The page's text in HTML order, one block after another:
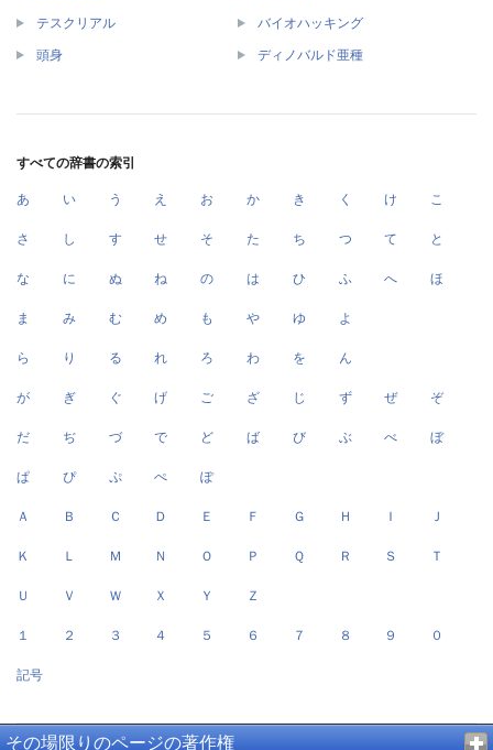
テスクリアル バイオハッキング
頭身 ディノバルド亜種
すべての辞書の索引
あ い う え お か き く け こ
さ し す せ そ た ち つ て と
な に ぬ ね の は ひ ふ へ ほ
ま み む め も や ゆ よ
ら り る れ ろ わ を ん
が ぎ ぐ げ ご ざ じ ず ぜ ぞ
だ ぢ づ で ど ば び ぶ べ ぼ
ぱ ぴ ぷ ぺ ぽ
Ａ Ｂ Ｃ Ｄ Ｅ Ｆ Ｇ Ｈ Ｉ Ｊ
Ｋ Ｌ Ｍ Ｎ Ｏ Ｐ Ｑ Ｒ Ｓ Ｔ
Ｕ Ｖ Ｗ Ｘ Ｙ Ｚ
１ ２ ３ ４ ５ ６ ７ ８ ９ ０
記号
その場限りのページの著作権